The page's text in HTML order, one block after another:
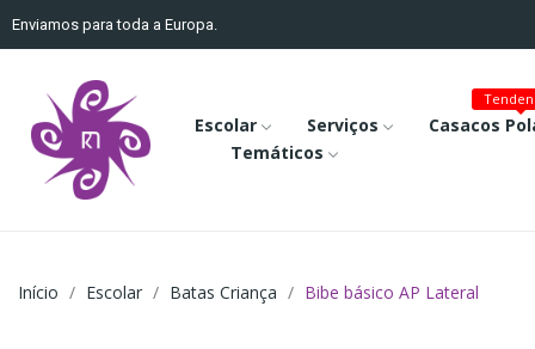
Enviamos para toda a Europa.
Escolar Serviços Casacos
Temáticos
Início Escolar Batas Criança Bibe básico AP Lateral